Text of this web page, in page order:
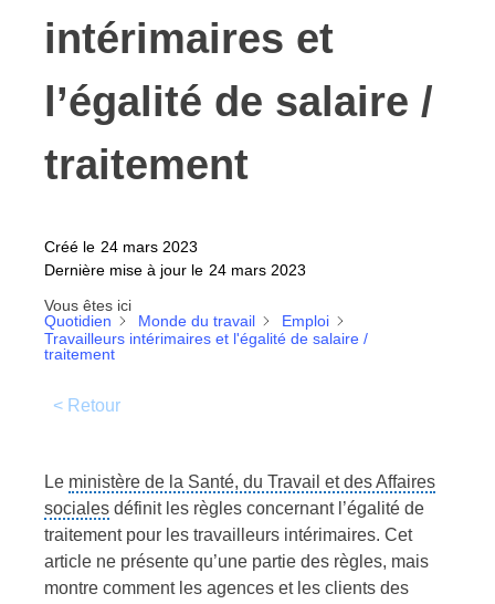
intérimaires et
l’égalité de salaire /
traitement
Créé le 24 mars 2023
Dernière mise à jour le 24 mars 2023
Vous êtes ici
Quotidien
Monde du travail
Emploi
Travailleurs intérimaires et l'égalité de salaire /
traitement
< Retour
Le ministère de la Santé, du Travail et des Affaires
sociales définit les règles concernant l’égalité de
traitement pour les travailleurs intérimaires. Cet
article ne présente qu’une partie des règles, mais
montre comment les agences et les clients des